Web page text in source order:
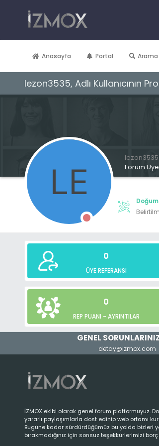
Anasayfa Portal Arama
lezon3535, Adlı Kullanıcının
lezon3535
Forum
0
ÜYE REFERANSI
0
REP PUANI - AYRINTILAR
GENEL
detay@izmox.com
İZMOX ekibi olarak genel forum platformuyuz.
yararlı paylaşımlarla dost edinip web ortamı
Bugüne kadar sürdürdüğümüz bu yolda bizleri
bırakmadığınız için sonsuz teşekkürlerimizi